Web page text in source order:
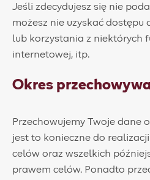
Jeśli zdecydujesz się nie
możesz nie uzyskać
lub korzystania z niektórych
internetowej, itp.
Okres
Przechowujemy Twoje dane
jest to konieczne do
celów oraz wszelkich
prawem celów. Ponadto